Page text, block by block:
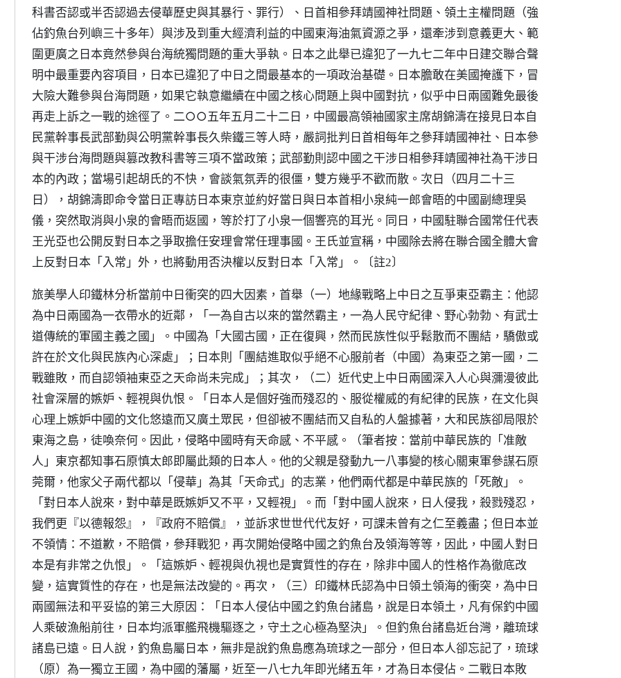
科書否認或半否認過去侵華歷史與其暴行、罪行）、日首相參拜靖國神社問題、領土主權問題（強
佔釣魚台列嶼三十多年）與涉及到重大經濟利益的中國東海油氣資源之爭，還牽涉到意義更大、範
圍更廣之日本竟然參與台海統獨問題的重大爭執。日本之此舉已違犯了一九七二年中日建交聯合聲
明中最重要內容項目，日本已違犯了中日之間最基本的一項政治基礎。日本膽敢在美國掩護下，冒
大險大難參與台海問題，如果它執意繼續在中國之核心問題上與中國對抗，似乎中日兩國難免最後
再走上訴之一戰的途徑了。二○○五年五月二十二日，中國最高領袖國家主席胡錦濤在接見日本自
民黨幹事長武部勤與公明黨幹事長久柴鐵三等人時，嚴詞批判日首相每年之參拜靖國神社、日本參
與干涉台海問題與篡改教科書等三項不當政策；武部勤則認中國之干涉日相參拜靖國神社為干涉日
本的內政；當場引起胡氏的不快，會談氣氛弄的很僵，雙方幾乎不歡而散。次日（四月二十三
日），胡錦濤即命令當日正專訪日本東京並約好當日與日本首相小泉純一郎會晤的中國副總理吳
儀，突然取消與小泉的會晤而返國，等於打了小泉一個響亮的耳光。同日，中國駐聯合國常任代表
王光亞也公開反對日本之爭取擔任安理會常任理事國。王氏並宣稱，中國除去將在聯合國全體大會
上反對日本「入常」外，也將動用否決權以反對日本「入常」。
〔註2〕
旅美學人印鐵林分析當前中日衝突的四大因素，首舉（一）地緣戰略上中日之互爭東亞霸主：他認
為中日兩國為一衣帶水的近鄰，「一為自古以來的當然霸主，一為人民守紀律、野心勃勃、有武士
道傳統的軍國主義之國」。中國為「大國古國，正在復興，然而民族性似乎鬆散而不團結，驕傲或
許在於文化與民族內心深處」；日本則「團結進取似乎絕不心服前者（中國）為東亞之第一國，二
戰雖敗，而自認領袖東亞之天命尚未完成」；其次，（二）近代史上中日兩國深入人心與瀰漫彼此
社會深層的嫉妒、輕視與仇恨。「日本人是個好強而殘忍的、服從權威的有紀律的民族，在文化與
心理上嫉妒中國的文化悠遠而又廣土眾民，但卻被不團結而又自私的人盤據著，大和民族卻局限於
東海之島，徒喚奈何。因此，侵略中國時有天命感、不平感。（筆者按：當前中華民族的「准敵
人」東京都知事石原慎太郎即屬此類的日本人。他的父親是發動九一八事變的核心關東軍參謀石原
莞爾，他家父子兩代都以「侵華」為其「天命式」的志業，他們兩代都是中華民族的「死敵」。
「對日本人說來，對中華是既嫉妒又不平，又輕視」。而「對中國人說來，日人侵我，殺戮殘忍，
我們更『以德報怨』，『政府不賠償』，並訴求世世代代友好，可課未曾有之仁至義盡；但日本並
不領情：不道歉，不賠償，參拜戰犯，再次開始侵略中國之釣魚台及領海等等，因此，中國人對日
本是有非常之仇恨」。「這嫉妒、輕視與仇視也是實質性的存在，除非中國人的性格作為徹底改
變，這實質性的存在，也是無法改變的。再次，（三）印鐵林氏認為中日領土領海的衝突，為中日
兩國無法和平妥協的第三大原因：「日本人侵佔中國之釣魚台諸島，說是日本領土，凡有保釣中國
人乘破漁船前往，日本均派軍艦飛機驅逐之，守土之心極為堅決」。但釣魚台諸島近台灣，離琉球
諸島已遠。日人說，釣魚島屬日本，無非是說釣魚島應為琉球之一部分，但日本人卻忘記了，琉球
（原）為一獨立王國，為中國的藩屬，近至一八七九年即光緒五年，才為日本侵佔。二戰日本敗